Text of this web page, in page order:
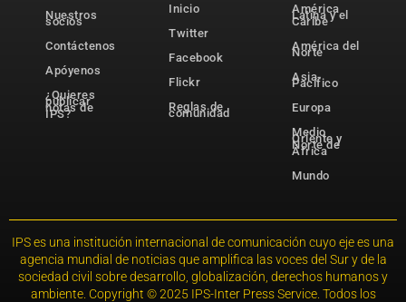
Nuestros
socios
Contáctenos
Apóyenos
¿Quieres
publicar
notas de
IPS?
Inicio
Twitter
Facebook
Flickr
Reglas de
comunidad
América
Latina y el
Caribe
América del
Norte
Asia-
Pacífico
Europa
Medio
Oriente y
Norte de
África
Mundo
IPS es una institución internacional de comunicación cuyo eje es una
agencia mundial de noticias que amplifica las voces del Sur y de la
sociedad civil sobre desarrollo, globalización, derechos humanos y
ambiente. Copyright © 2025 IPS-Inter Press Service. Todos los